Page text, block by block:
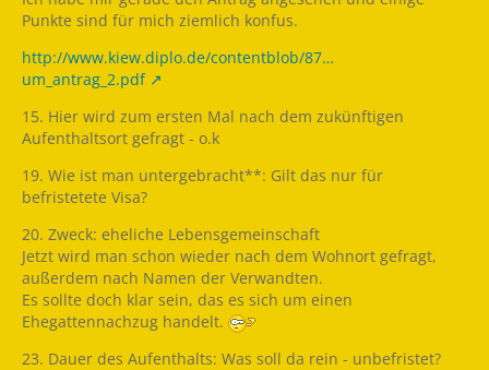
Punkte sind für mich ziemlich konfus.
http://www.kiew.diplo.de/contentblob/87…
um_antrag_2.pdf
15. Hier wird zum ersten Mal nach dem zukünftigen
Aufenthaltsort gefragt - o.k
19. Wie ist man untergebracht**: Gilt das nur für
befristetete Visa?
20. Zweck: eheliche Lebensgemeinschaft
Jetzt wird man schon wieder nach dem Wohnort gefragt,
außerdem nach Namen der Verwandten.
Es sollte doch klar sein, das es sich um einen
Ehegattennachzug handelt.
23. Dauer des Aufenthalts: Was soll da rein - unbefristet?